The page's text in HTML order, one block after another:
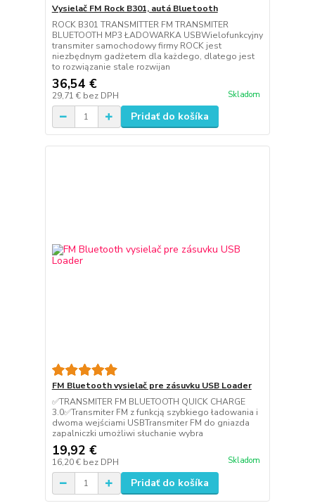
Vysielač FM Rock B301, autá Bluetooth
ROCK B301 TRANSMITTER FM TRANSMITER
BLUETOOTH MP3 ŁADOWARKA USBWielofunkcyjny
transmiter samochodowy firmy ROCK jest
niezbędnym gadżetem dla każdego, dlatego jest
to rozwiązanie stale rozwijan
36,54 €
29,71 € bez DPH Skladom
Pridať do košíka
FM Bluetooth vysielač pre zásuvku USB Loader
✅TRANSMITER FM BLUETOOTH QUICK CHARGE
3.0✅Transmiter FM z funkcją szybkiego ładowania i
dwoma wejściami USBTransmiter FM do gniazda
zapalniczki umożliwi słuchanie wybra
19,92 €
16,20 € bez DPH Skladom
Pridať do košíka